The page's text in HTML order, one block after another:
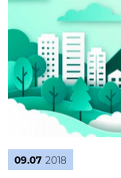
09.07 2018